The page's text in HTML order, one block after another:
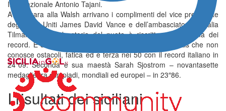
Internazionale Antonio Tajani.
A fine gara alla Walsh arrivano i complimenti del vice presidente
degli Stati Uniti James David Vance e dell’ambasciatore in Italia
Tilman Fertitta: la storia del nuoto è riscritta nella piscina dei
record. E di questo capitolo fa parte anche Sara Curtis che non
conosce ostacoli, fatica ed è terza nei 50 con il record italiano in
24″09. Seconda è sua maestà Sarah Sjostrom – novantasette
medaglie tra olimpiadi, mondiali ed europei – in 23″86.
I risultati dei siciliani